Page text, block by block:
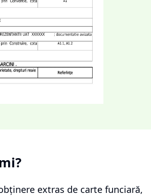
extras de carte funciară,